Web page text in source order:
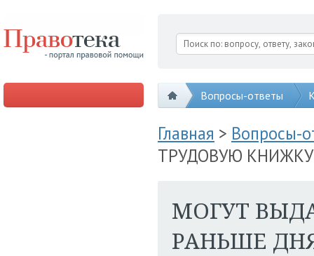
Вопросы-ответы
Главная > Вопросы-
ТРУДОВУЮ
МОГУТ
РАНЬШЕ